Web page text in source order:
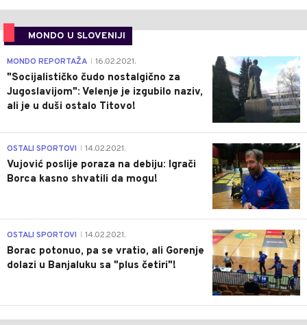
MONDO U SLOVENIJI
4
MONDO REPORTAŽA 16.02.2021.
"Socijalističko čudo nostalgično za
Jugoslavijom": Velenje je izgubilo naziv,
ali je u duši ostalo Titovo!
1
OSTALI SPORTOVI 14.02.2021.
Vujović poslije poraza na debiju: Igrači
Borca kasno shvatili da mogu!
3
OSTALI SPORTOVI 14.02.2021.
Borac potonuo, pa se vratio, ali Gorenje
dolazi u Banjaluku sa "plus četiri"!